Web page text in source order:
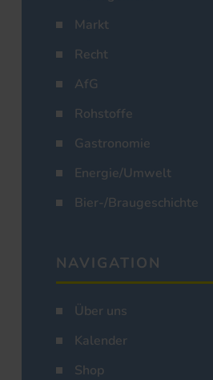
Markt
Recht
AfG
Rohstoffe
Gastronomie
Energie/Umwelt
Bier-/Braugeschichte
NAVIGATION
Über uns
Kalender
Shop